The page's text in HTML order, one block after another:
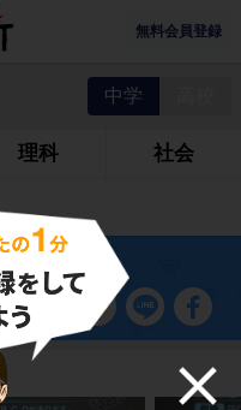
無料会員登録
中学
理科 社会